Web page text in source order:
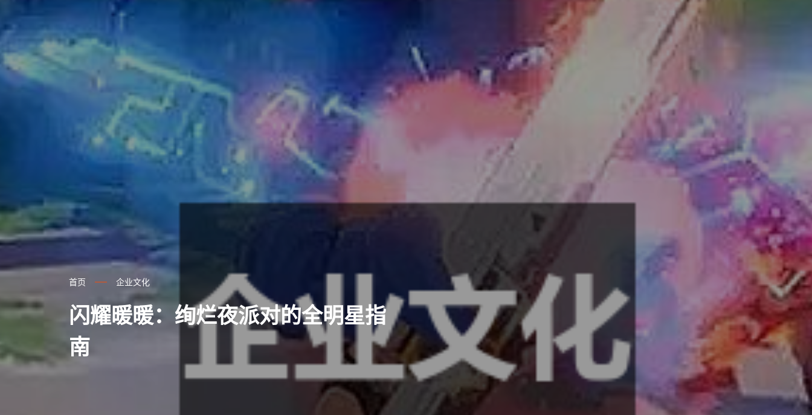
首页 企业文化
闪耀暖暖：绚烂夜派对的全明星指
南